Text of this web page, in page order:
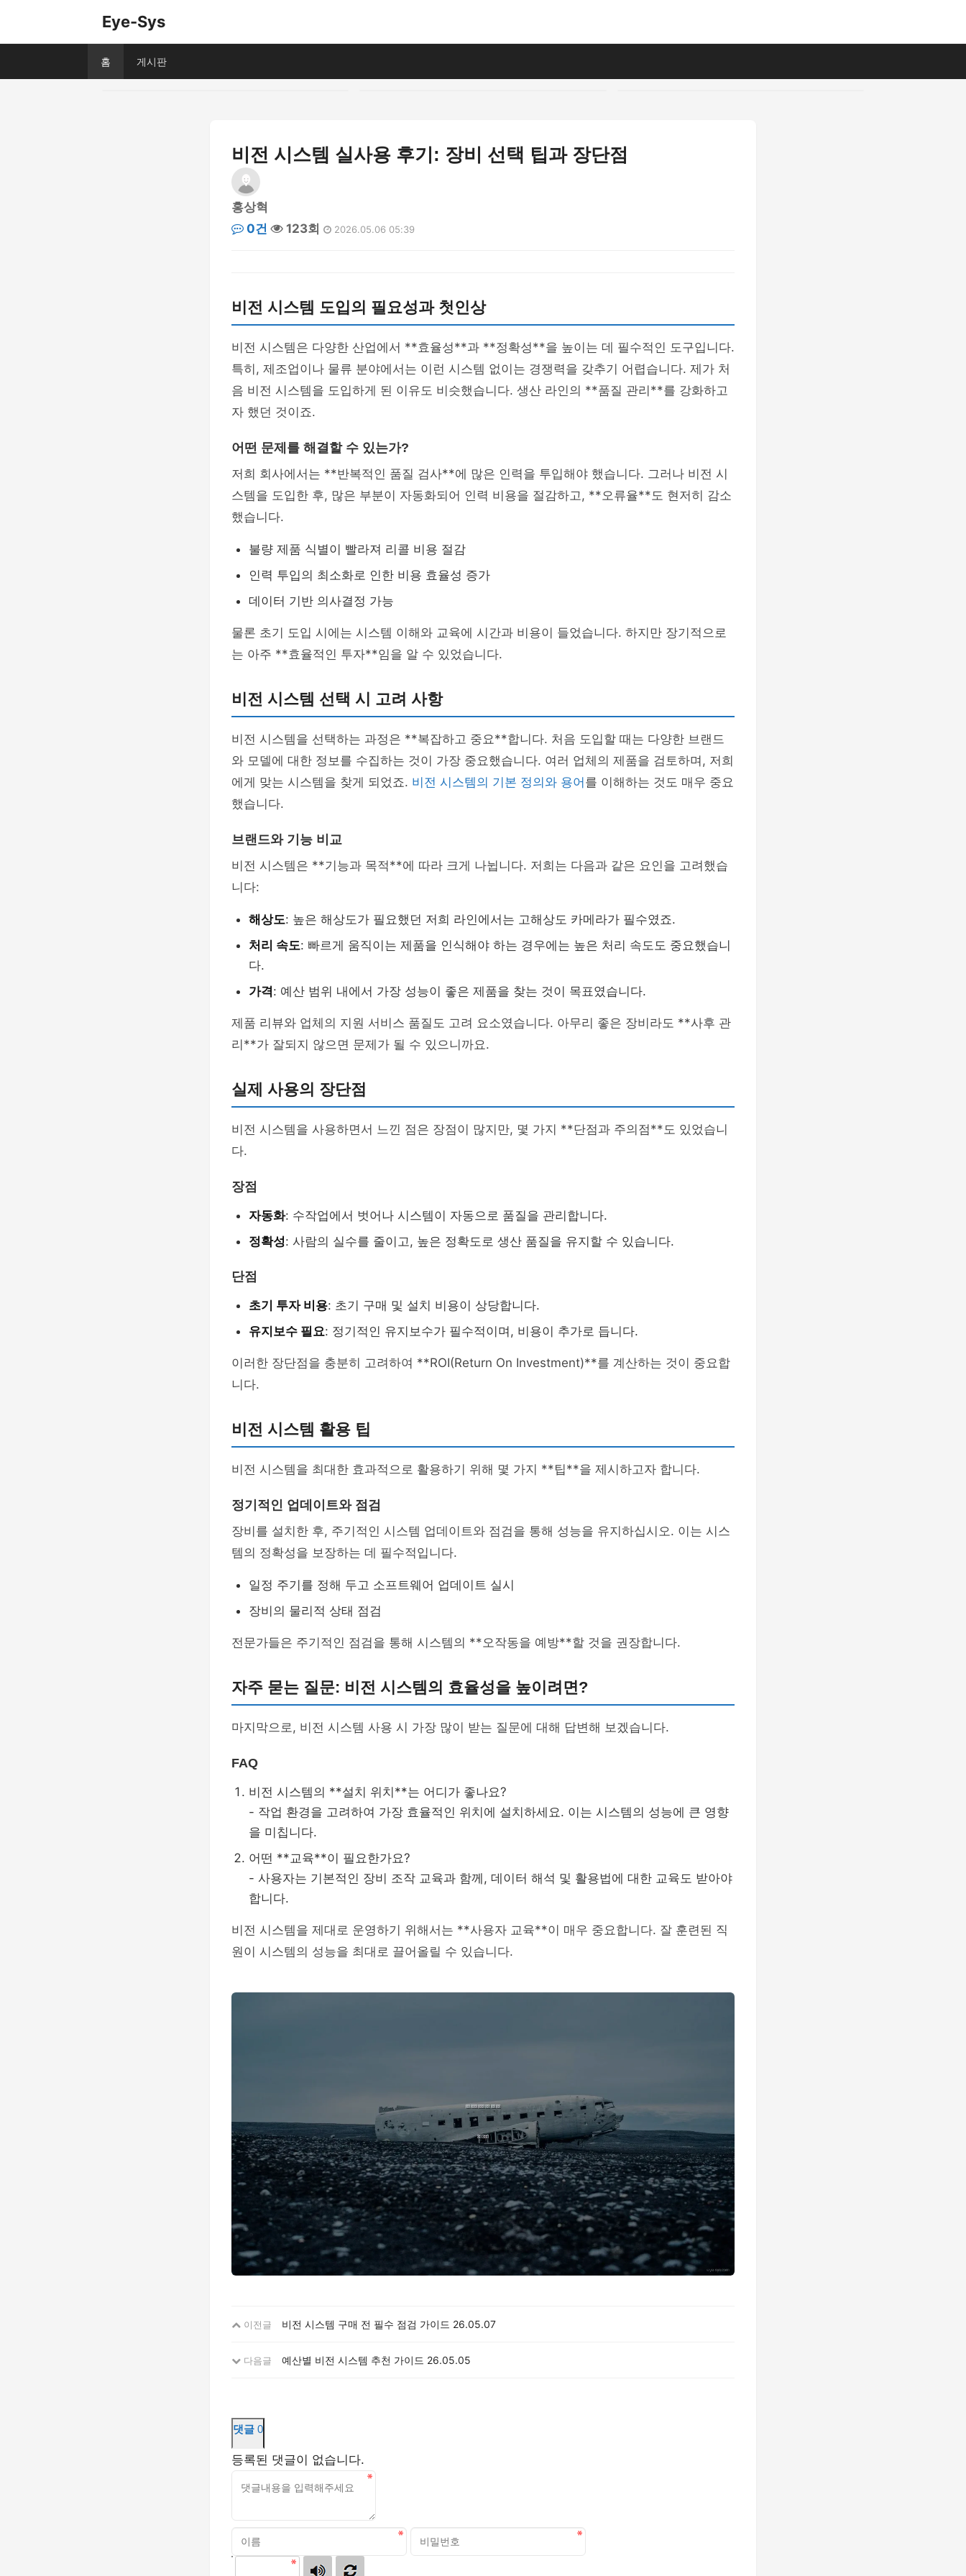
Eye-Sys
홈 게시판
비전 시스템 실사용 후기: 장비 선택 팁과 장단점
홍상혁
0건
123회 2026.05.06 05:39
비전 시스템 도입의 필요성과 첫인상
비전 시스템은 다양한 산업에서 **효율성**과 **정확성**을 높이는 데 필수적인 도구입니다.
특히, 제조업이나 물류 분야에서는 이런 시스템 없이는 경쟁력을 갖추기 어렵습니다. 제가 처
음 비전 시스템을 도입하게 된 이유도 비슷했습니다. 생산 라인의 **품질 관리**를 강화하고
자 했던 것이죠.
어떤 문제를 해결할 수 있는가?
저희 회사에서는 **반복적인 품질 검사**에 많은 인력을 투입해야 했습니다. 그러나 비전 시
스템을 도입한 후, 많은 부분이 자동화되어 인력 비용을 절감하고, **오류율**도 현저히 감소
했습니다.
불량 제품 식별이 빨라져 리콜 비용 절감
인력 투입의 최소화로 인한 비용 효율성 증가
데이터 기반 의사결정 가능
물론 초기 도입 시에는 시스템 이해와 교육에 시간과 비용이 들었습니다. 하지만 장기적으로
는 아주 **효율적인 투자**임을 알 수 있었습니다.
비전 시스템 선택 시 고려 사항
비전 시스템을 선택하는 과정은 **복잡하고 중요**합니다. 처음 도입할 때는 다양한 브랜드
와 모델에 대한 정보를 수집하는 것이 가장 중요했습니다. 여러 업체의 제품을 검토하며, 저희
에게 맞는 시스템을 찾게 되었죠. 비전 시스템의 기본 정의와 용어 를 이해하는 것도 매우 중요
했습니다.
브랜드와 기능 비교
비전 시스템은 **기능과 목적**에 따라 크게 나뉩니다. 저희는 다음과 같은 요인을 고려했습
니다:
해상도: 높은 해상도가 필요했던 저희 라인에서는 고해상도 카메라가 필수였죠.
처리 속도: 빠르게 움직이는 제품을 인식해야 하는 경우에는 높은 처리 속도도 중요했습니
다.
가격: 예산 범위 내에서 가장 성능이 좋은 제품을 찾는 것이 목표였습니다.
제품 리뷰와 업체의 지원 서비스 품질도 고려 요소였습니다. 아무리 좋은 장비라도 **사후 관
리**가 잘되지 않으면 문제가 될 수 있으니까요.
실제 사용의 장단점
비전 시스템을 사용하면서 느낀 점은 장점이 많지만, 몇 가지 **단점과 주의점**도 있었습니
다.
장점
자동화: 수작업에서 벗어나 시스템이 자동으로 품질을 관리합니다.
정확성: 사람의 실수를 줄이고, 높은 정확도로 생산 품질을 유지할 수 있습니다.
단점
초기 투자 비용: 초기 구매 및 설치 비용이 상당합니다.
유지보수 필요: 정기적인 유지보수가 필수적이며, 비용이 추가로 듭니다.
이러한 장단점을 충분히 고려하여 **ROI(Return On Investment)**를 계산하는 것이 중요합
니다.
비전 시스템 활용 팁
비전 시스템을 최대한 효과적으로 활용하기 위해 몇 가지 **팁**을 제시하고자 합니다.
정기적인 업데이트와 점검
장비를 설치한 후, 주기적인 시스템 업데이트와 점검을 통해 성능을 유지하십시오. 이는 시스
템의 정확성을 보장하는 데 필수적입니다.
일정 주기를 정해 두고 소프트웨어 업데이트 실시
장비의 물리적 상태 점검
전문가들은 주기적인 점검을 통해 시스템의 **오작동을 예방**할 것을 권장합니다.
자주 묻는 질문: 비전 시스템의 효율성을 높이려면?
마지막으로, 비전 시스템 사용 시 가장 많이 받는 질문에 대해 답변해 보겠습니다.
FAQ
비전 시스템의 **설치 위치**는 어디가 좋나요?
- 작업 환경을 고려하여 가장 효율적인 위치에 설치하세요. 이는 시스템의 성능에 큰 영향
을 미칩니다.
어떤 **교육**이 필요한가요?
- 사용자는 기본적인 장비 조작 교육과 함께, 데이터 해석 및 활용법에 대한 교육도 받아야
합니다.
비전 시스템을 제대로 운영하기 위해서는 **사용자 교육**이 매우 중요합니다. 잘 훈련된 직
원이 시스템의 성능을 최대로 끌어올릴 수 있습니다.
이전글 비전 시스템 구매 전 필수 점검 가이드 26.05.07
다음글 예산별 비전 시스템 추천 가이드 26.05.05
댓글 0
등록된 댓글이 없습니다.